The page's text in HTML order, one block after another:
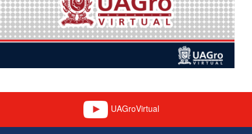
UAGroVirtual